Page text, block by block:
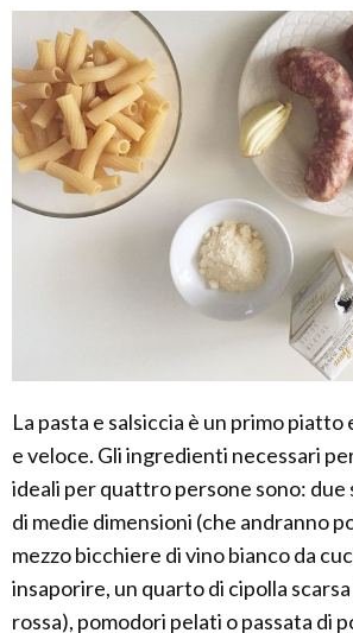
La pasta e salsiccia è un primo
e veloce. Gli ingredienti necessari
ideali per quattro persone sono: due
di medie dimensioni (che andranno
mezzo bicchiere di vino bianco da
insaporire, un quarto di cipolla
rossa), pomodori pelati o passata di